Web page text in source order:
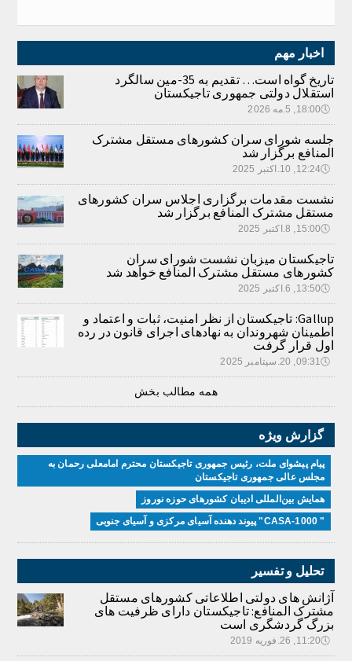
اخبار مهم
تاریخ گواه است… تقدیم به 35-مین سالگرد
استقلال دولتی جمهوری تاجیکستان
🕔18:00, 5.مه 2026
جلسه شورای سران کشورهای مستقل مشترک
المنافع برگزار شد
🕔12:24, 10.اکتبر 2025
نشست مقدمات برگزاری اجلاس سران کشورهای
مستقل مشترک المنافع برگزار شد
🕔15:00, 8.اکتبر 2025
تاجیکستان میزبان نشست شورای سران
کشورهای مستقل مشترک المنافع خواهد شد
🕔13:50, 6.اکتبر 2025
Gallup: تاجیکستان از نظر امنیت، ثبات و اعتماد و
اطمینان شهروندان به نهادهای اجرای قانون در رده
اول قرار گرفت
🕔09:31, 20.سپتامبر 2025
همه مطالب بخش
گزارش ویژه
پیام پیشوای ملت، رئیس جمهوری تاجیکستان محترم امامعلی رحمان به
مجلس عالی جمهوری تاجیکستان
همایش بین‌المللی ادیبان کشور‌های حوزه نوروز
" CASA-1000" پیوند دهنده آسیای مرکزی و آسیای جنوبی
تحلیل و تفسیر
آژانش های دولتی اطلاعاتی کشورهای مستقل
مشترک المنافع: تاجیکستان دارای ظرفیت های
بزرگ گردشگری است
🕔11:20, 26.فوریه 2019